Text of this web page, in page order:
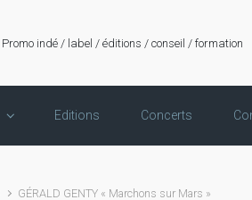
Promo indé / label / éditions / conseil / formation
Editions Concerts
GÉRALD GENTY « Marchons sur Mars »